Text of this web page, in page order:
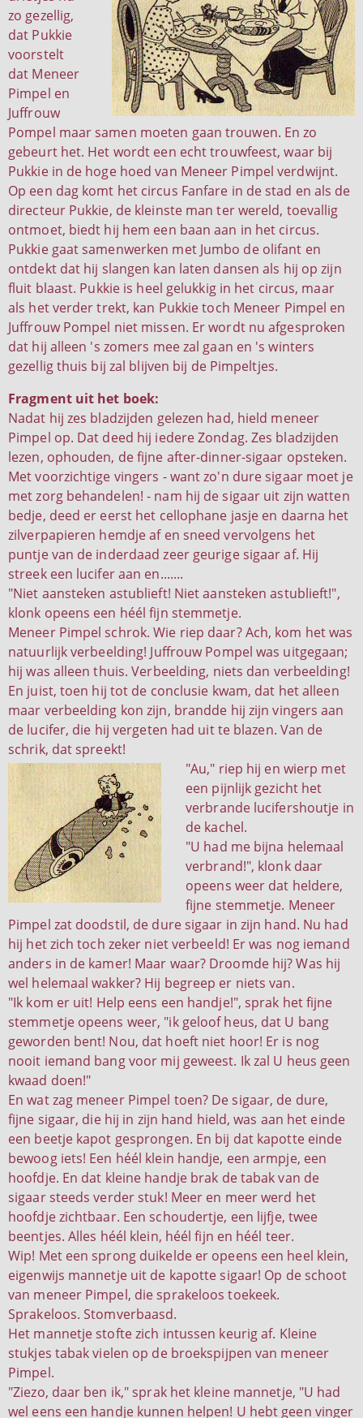
zo gezellig,
dat Pukkie
voorstelt
dat Meneer
Pimpel en
Juffrouw
Pompel maar samen moeten gaan trouwen. En zo
gebeurt het. Het wordt een echt trouwfeest, waar bij
Pukkie in de hoge hoed van Meneer Pimpel verdwijnt.
Op een dag komt het circus Fanfare in de stad en als de
directeur Pukkie, de kleinste man ter wereld, toevallig
ontmoet, biedt hij hem een baan aan in het circus.
Pukkie gaat samenwerken met Jumbo de olifant en
ontdekt dat hij slangen kan laten dansen als hij op zijn
fluit blaast. Pukkie is heel gelukkig in het circus, maar
als het verder trekt, kan Pukkie toch Meneer Pimpel en
Juffrouw Pompel niet missen. Er wordt nu afgesproken
dat hij alleen 's zomers mee zal gaan en 's winters
gezellig thuis bij zal blijven bij de Pimpeltjes.
Fragment uit het boek:
Nadat hij zes bladzijden gelezen had, hield meneer
Pimpel op. Dat deed hij iedere Zondag. Zes bladzijden
lezen, ophouden, de fijne after-dinner-sigaar opsteken.
Met voorzichtige vingers - want zo'n dure sigaar moet je
met zorg behandelen! - nam hij de sigaar uit zijn watten
bedje, deed er eerst het cellophane jasje en daarna het
zilverpapieren hemdje af en sneed vervolgens het
puntje van de inderdaad zeer geurige sigaar af. Hij
streek een lucifer aan en.......
"Niet aansteken astublieft! Niet aansteken astublieft!",
klonk opeens een héél fijn stemmetje.
Meneer Pimpel schrok. Wie riep daar? Ach, kom het was
natuurlijk verbeelding! Juffrouw Pompel was uitgegaan;
hij was alleen thuis. Verbeelding, niets dan verbeelding!
En juist, toen hij tot de conclusie kwam, dat het alleen
maar verbeelding kon zijn, brandde hij zijn vingers aan
de lucifer, die hij vergeten had uit te blazen. Van de
schrik, dat spreekt!
"Au," riep hij en wierp met
een pijnlijk gezicht het
verbrande lucifershoutje in
de kachel.
"U had me bijna helemaal
verbrand!", klonk daar
opeens weer dat heldere,
fijne stemmetje. Meneer
Pimpel zat doodstil, de dure sigaar in zijn hand. Nu had
hij het zich toch zeker niet verbeeld! Er was nog iemand
anders in de kamer! Maar waar? Droomde hij? Was hij
wel helemaal wakker? Hij begreep er niets van.
"Ik kom er uit! Help eens een handje!", sprak het fijne
stemmetje opeens weer, "ik geloof heus, dat U bang
geworden bent! Nou, dat hoeft niet hoor! Er is nog
nooit iemand bang voor mij geweest. Ik zal U heus geen
kwaad doen!"
En wat zag meneer Pimpel toen? De sigaar, de dure,
fijne sigaar, die hij in zijn hand hield, was aan het einde
een beetje kapot gesprongen. En bij dat kapotte einde
bewoog iets! Een héél klein handje, een armpje, een
hoofdje. En dat kleine handje brak de tabak van de
sigaar steeds verder stuk! Meer en meer werd het
hoofdje zichtbaar. Een schoudertje, een lijfje, twee
beentjes. Alles héél klein, héél fijn en héél teer.
Wip! Met een sprong duikelde er opeens een heel klein,
eigenwijs mannetje uit de kapotte sigaar! Op de schoot
van meneer Pimpel, die sprakeloos toekeek.
Sprakeloos. Stomverbaasd.
Het mannetje stofte zich intussen keurig af. Kleine
stukjes tabak vielen op de broekspijpen van meneer
Pimpel.
"Ziezo, daar ben ik," sprak het kleine mannetje, "U had
wel eens een handje kunnen helpen! U hebt geen vinger